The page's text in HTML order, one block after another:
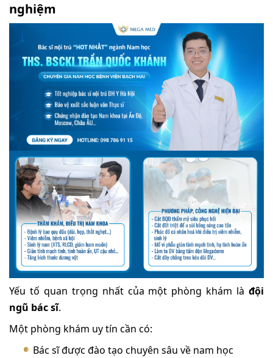
nghiệm
Yếu tố quan trọng nhất của một phòng khám là đội
ngũ bác sĩ.
Một phòng khám uy tín cần có:
Bác sĩ được đào tạo chuyên sâu về nam học